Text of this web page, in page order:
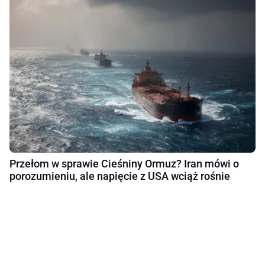
Przełom w sprawie Cieśniny Ormuz? Iran mówi o
porozumieniu, ale napięcie z USA wciąż rośnie